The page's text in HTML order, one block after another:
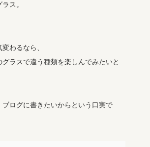
ス。
わるなら、
ラスで違う種類を楽しんでみたいと
ブログに書きたいからという口実で